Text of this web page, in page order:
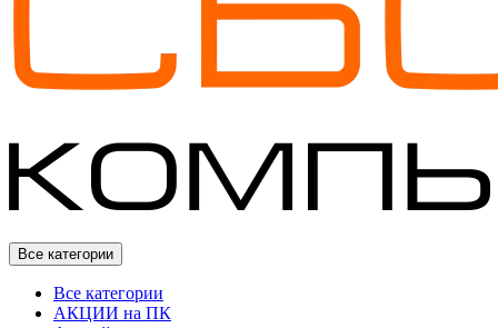
Все категории
Все категории
АКЦИИ на ПК